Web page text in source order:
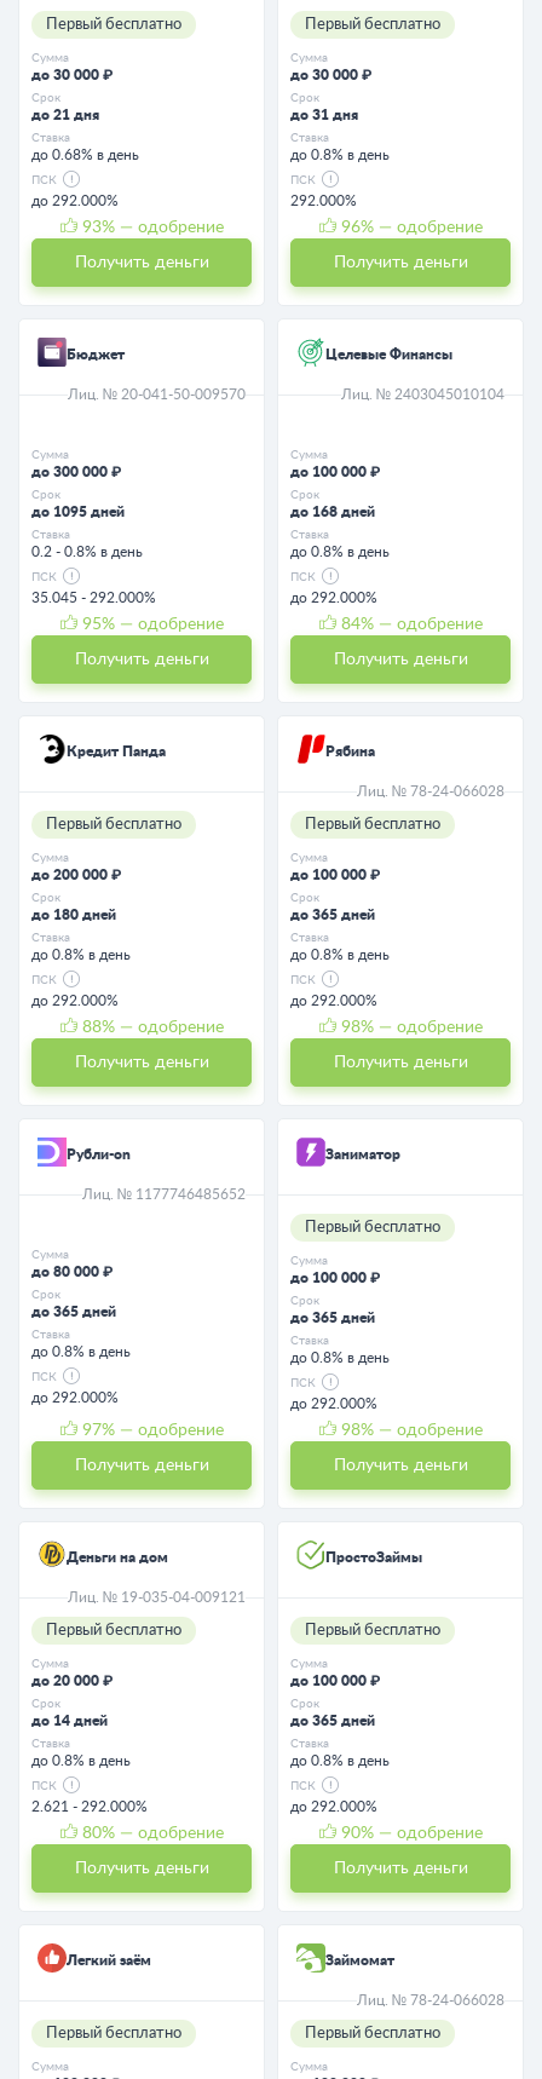
Первый бесплатно
Сумма
до 30 000 ₽
Срок
до 21 дня
Ставка
до 0.68% в день
ПСК
до 292.000%
93% — одобрение
Получить деньги
Первый бесплатно
Сумма
до 30 000 ₽
Срок
до 31 дня
Ставка
до 0.8% в день
ПСК
292.000%
96% — одобрение
Получить деньги
Бюджет
Лиц. № 20-041-50-009570
Сумма
до 300 000 ₽
Срок
до 1095 дней
Ставка
0.2 - 0.8% в день
ПСК
35.045 - 292.000%
95% — одобрение
Получить деньги
Целевые Финансы
Лиц. № 2403045010104
Сумма
до 100 000 ₽
Срок
до 168 дней
Ставка
до 0.8% в день
ПСК
до 292.000%
84% — одобрение
Получить деньги
Кредит Панда
Первый бесплатно
Сумма
до 200 000 ₽
Срок
до 180 дней
Ставка
до 0.8% в день
ПСК
до 292.000%
88% — одобрение
Получить деньги
Рябина
Лиц. № 78-24-066028
Первый бесплатно
Сумма
до 100 000 ₽
Срок
до 365 дней
Ставка
до 0.8% в день
ПСК
до 292.000%
98% — одобрение
Получить деньги
Рубли-on
Лиц. № 1177746485652
Сумма
до 80 000 ₽
Срок
до 365 дней
Ставка
до 0.8% в день
ПСК
до 292.000%
97% — одобрение
Получить деньги
Заниматор
Первый бесплатно
Сумма
до 100 000 ₽
Срок
до 365 дней
Ставка
до 0.8% в день
ПСК
до 292.000%
98% — одобрение
Получить деньги
Деньги на дом
Лиц. № 19-035-04-009121
Первый бесплатно
Сумма
до 20 000 ₽
Срок
до 14 дней
Ставка
до 0.8% в день
ПСК
2.621 - 292.000%
80% — одобрение
Получить деньги
ПростоЗаймы
Первый бесплатно
Сумма
до 100 000 ₽
Срок
до 365 дней
Ставка
до 0.8% в день
ПСК
до 292.000%
90% — одобрение
Получить деньги
Легкий заём
Первый бесплатно
Сумма
Займомат
Лиц. № 78-24-066028
Первый бесплатно
Сумма